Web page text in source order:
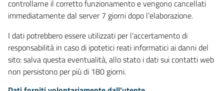
controllarne il corretto funzionamento e vengono cancellati
immediatamente dal server 7 giorni dopo l’elaborazione.
I dati potrebbero essere utilizzati per l’accertamento di
responsabilità in caso di ipotetici reati informatici ai danni del
sito: salva questa eventualità, allo stato i dati sui contatti web
non persistono per più di 180 giorni.